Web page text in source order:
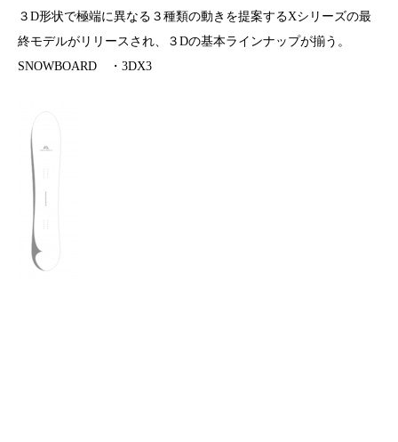
３D形状で極端に異なる３種類の動きを提案するXシリーズの最
終モデルがリリースされ、３Dの基本ラインナップが揃う。
SNOWBOARD ・3DX3